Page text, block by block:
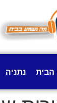
הבית נתניה